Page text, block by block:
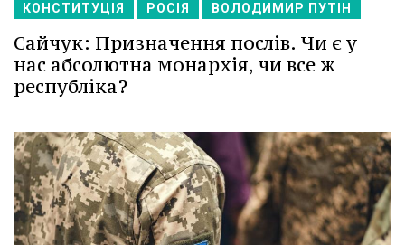
КОНСТИТУЦІЯ РОСІЯ ВОЛОДИМИР ПУТІН
Сайчук: Призначення послів. Чи є у
нас абсолютна монархія, чи все ж
республіка?